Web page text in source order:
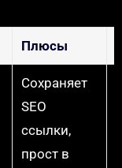
Плюсы
Сохраняет
SEO
ссылки,
прост в